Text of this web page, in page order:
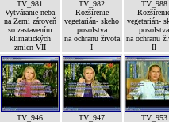
TV_981
Vytváranie neba
na Zemi zároveň
so zastavením
klimatických
zmien VII
TV_982
Rozšírenie
vegetarián- skeho
posolstva
na ochranu života
I
TV_988
vegetarián-
posolstva
na ochranu
II
TV_946 TV_947 TV_953